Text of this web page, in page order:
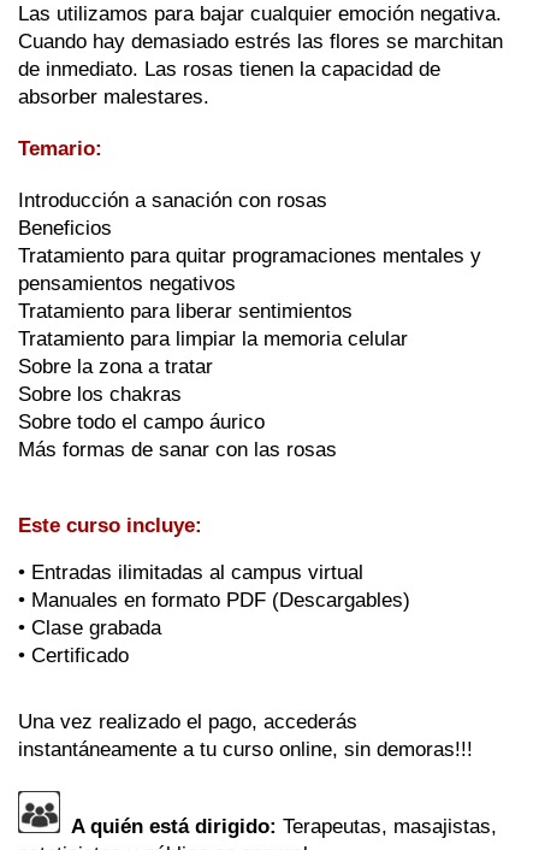
Las utilizamos para bajar cualquier emoción negativa.
Cuando hay demasiado estrés las flores se marchitan
de inmediato. Las rosas tienen la capacidad de
absorber malestares.
Temario:
Introducción a sanación con rosas
Beneficios
Tratamiento para quitar programaciones mentales y
pensamientos negativos
Tratamiento para liberar sentimientos
Tratamiento para limpiar la memoria celular
Sobre la zona a tratar
Sobre los chakras
Sobre todo el campo áurico
Más formas de sanar con las rosas
Este curso incluye:
• Entradas ilimitadas al campus virtual
• Manuales en formato PDF (Descargables)
• Clase grabada
• Certificado
Una vez realizado el pago, accederás
instantáneamente a tu curso online, sin demoras!!!
A quién está dirigido: Terapeutas, masajistas,